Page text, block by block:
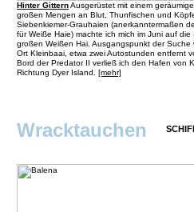
Hinter GitternAusgerüstet mit einem
großen Mengen an Blut, Thunfischen und
Siebenkiemer-Grauhaien (anerkanntermaßen
für Weiße Haie) machte ich mich im Juni auf
großen Weißen Hai. Ausgangspunkt der Suche
Ort Kleinbaai, etwa zwei Autostunden entfernt
Bord der Predator II verließ ich den Hafen von
Richtung Dyer Island. [mehr]
Wracktauchen